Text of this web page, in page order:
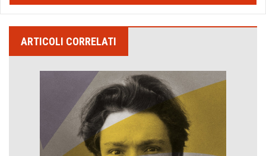
ARTICOLI CORRELATI
Emilio Isgrò, il cancellatore
ARTE militante